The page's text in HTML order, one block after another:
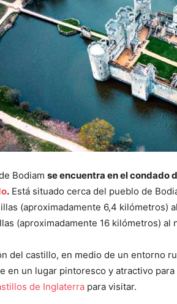
Bodiam se encuentra en el condado
. Está situado cerca del pueblo de
(aproximadamente 6,4 kilómetros)
(aproximadamente 16 kilómetros)
del castillo, en medio de un entorno
en un lugar pintoresco y atractivo
de Inglaterra para visitar.